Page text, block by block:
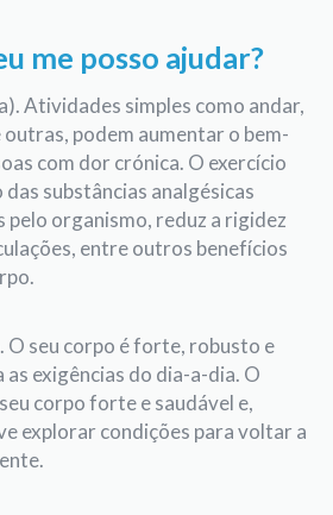
me posso ajudar?
Atividades simples como andar,
podem aumentar o bem-
com dor crónica. O exercício
substâncias analgésicas
pelo organismo, reduz a rigidez
entre outros benefícios
O seu corpo é forte, robusto e
exigências do dia-a-dia. O
corpo forte e saudável e,
explorar condições para voltar a